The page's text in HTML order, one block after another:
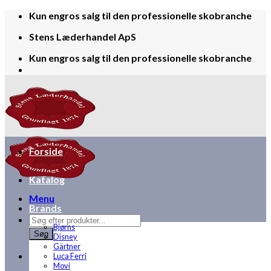
Skip
content
Kun engros salg til den professionelle skobranche
Stens Læderhandel ApS
Kun engros salg til den professionelle skobranche
Menu
Products
search
Søg
Forside
Katalog
Brands
Bjørns
Disney
Gärtner
Luca Ferri
Movi